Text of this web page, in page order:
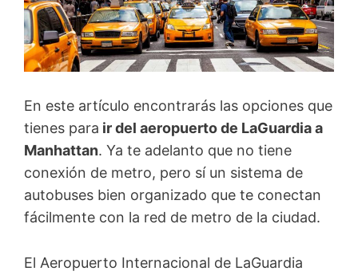
En este artículo encontrarás las opciones que
tienes para ir del aeropuerto de LaGuardia a
Manhattan. Ya te adelanto que no tiene
conexión de metro, pero sí un sistema de
autobuses bien organizado que te conectan
fácilmente con la red de metro de la ciudad.
El Aeropuerto Internacional de LaGuardia